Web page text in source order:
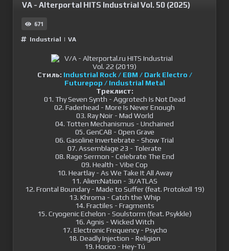
VA - Alterportal HITS Industrial Vol. 50 (2025)
671
Industrial | VA
Стиль: Industrial Rock / EBM / Dark Electro /
Futurepop / Industrial Metal
Треклист:
01. Thy Seven Synth - Aggrotech Is Not Dead
02. Faderhead - More Is Never Enough
03. Ray Noir - Mad World
04. Totten Mechanismus - Unchained
05. GenCAB - Open Grave
06. Gasoline Invertebrate - Show Trial
07. Assemblage 23 - Tolerate
08. Rage Sermon - Celebrate The End
09. Health - Vibe Cop
10. Heartlay - As We Take It All Away
11. Alien:Nation - 3I/ATLAS
12. Frontal Boundary - Made to Suffer (feat. Protokoll 19)
13. Khroma - Catch the Whip
14. Fractiles - Fragments
15. Cryogenic Echelon - Soulstorm (feat. Psykkle)
16. Agnis - Wicked Witch
17. Electronic Frequency - Psycho
18. Deadly Injection - Religion
19. Hocico - Hey-Tú